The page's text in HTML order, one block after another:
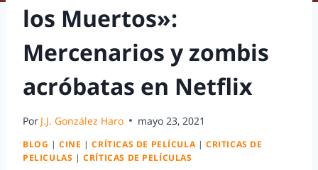
los Muertos»:
Mercenarios y zombis
acróbatas en Netflix
Por J.J. González Haro mayo 23, 2021
BLOG |CINE |CRÍTICAS DE PELÍCULA |CRITICAS DE
PELICULAS |CRÍTICAS DE PELÍCULAS